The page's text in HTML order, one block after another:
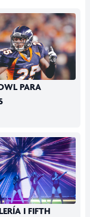
PARA
I FIFTH